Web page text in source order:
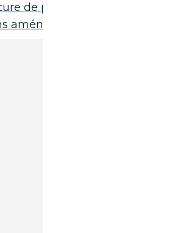
de prestige de Suède
aménagés à importer